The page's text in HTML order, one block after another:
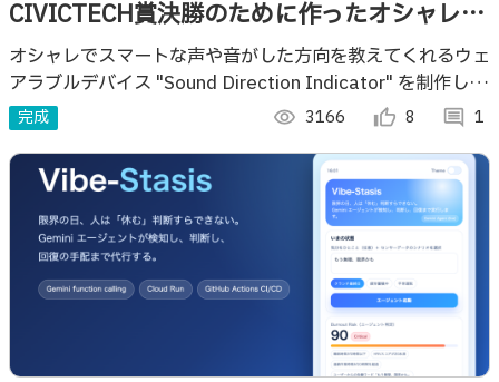
CIVICTECH賞決勝のために作ったオシャレで
スマートなシルクハット
オシャレでスマートな声や音がした方向を教えてくれるウェ
アラブルデバイス "Sound Direction Indicator" を制作しま
した。
完成 visibility 3166 thumb_up_alt 8 comment 1